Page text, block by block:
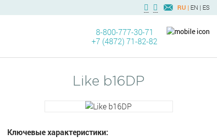
RU | EN | ES
8-800-777-30-71
+7 (4872) 71-82-82
Like b16DP
Ключевые характеристики: